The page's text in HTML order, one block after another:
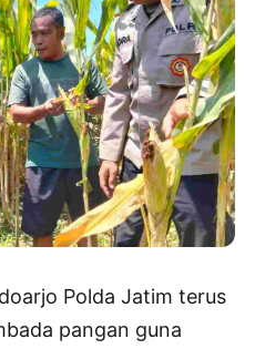
Polda Jatim terus
pangan guna